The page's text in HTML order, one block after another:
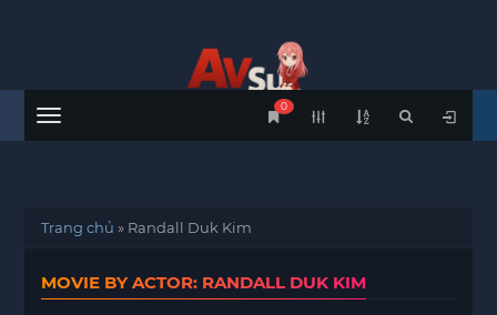
Menu
0
Trang chủ » Randall Duk Kim
MOVIE BY ACTOR: RANDALL DUK KIM